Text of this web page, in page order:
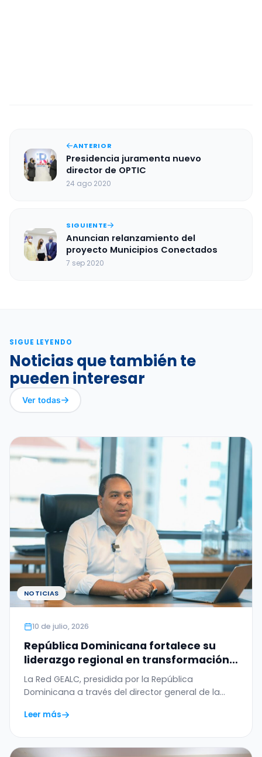
ANTERIOR
Presidencia juramenta nuevo
director de OPTIC
24 ago 2020
SIGUIENTE
Anuncian relanzamiento del
proyecto Municipios Conectados
7 sep 2020
SIGUE LEYENDO
Noticias que también te
pueden interesar
Ver todas
NOTICIAS
10 de julio, 2026
República Dominicana fortalece su
liderazgo regional en transformación
digital con el WSIS Prize 2026 otorgado
a la Red GEALC
La Red GEALC, presidida por la República
Dominicana a través del director general de la
Leer más